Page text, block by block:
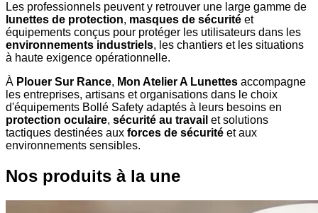
Les professionnels peuvent y retrouver une large gamme de
lunettes de protection, masques de sécurité et
équipements conçus pour protéger les utilisateurs dans les
environnements industriels, les chantiers et les situations
à haute exigence opérationnelle.
À Plouer Sur Rance, Mon Atelier A Lunettes accompagne
les entreprises, artisans et organisations dans le choix
d'équipements Bollé Safety adaptés à leurs besoins en
protection oculaire, sécurité au travail et solutions
tactiques destinées aux forces de sécurité et aux
environnements sensibles.
Nos produits à la une